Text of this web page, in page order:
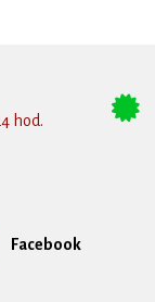
hod.
Facebook